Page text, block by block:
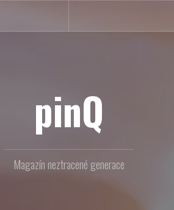
pinQ
Magazín neztracené generace